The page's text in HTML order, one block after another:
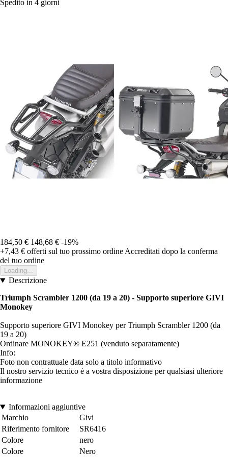
Spedito in 4 giorni
184,50 € 148,68 € -19%
+7,43 € offerti sul tuo prossimo ordine Accreditati dopo la conferma
del tuo ordine
Loading...
Descrizione
Triumph Scrambler 1200 (da 19 a 20) - Supporto superiore GIVI
Monokey
Supporto superiore GIVI Monokey per Triumph Scrambler 1200 (da
19 a 20)
Ordinare MONOKEY® E251 (venduto separatamente)
Info:
Foto non contrattuale data solo a titolo informativo
Il nostro servizio tecnico è a vostra disposizione per qualsiasi ulteriore
informazione
Informazioni aggiuntive
Marchio
Givi
Riferimento fornitore
SR6416
Colore
nero
Colore
Nero